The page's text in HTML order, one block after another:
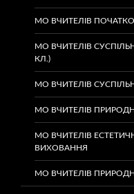
МО ВЧИТЕЛІВ
МО ВЧИТЕЛІВ
КЛ.)
МО ВЧИТЕЛІВ
МО ВЧИТЕЛІВ
МО ВЧИТЕЛІВ
ВИХОВАННЯ
МО ВЧИТЕЛІВ